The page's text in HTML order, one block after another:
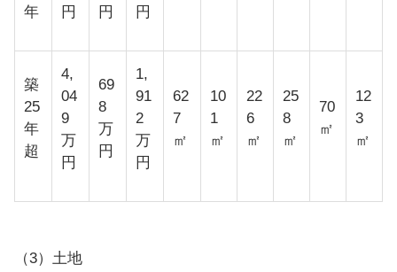
年
円
円
円
築
25
年
超
4,
04
9
万
円
69
8
万
円
1,
91
2
万
円
62
7
㎡
10
1
㎡
22
6
㎡
25
8
㎡
70
㎡
12
3
㎡
（3）土地